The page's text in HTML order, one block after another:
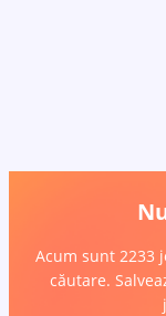
Acum sunt 2233
căutare.